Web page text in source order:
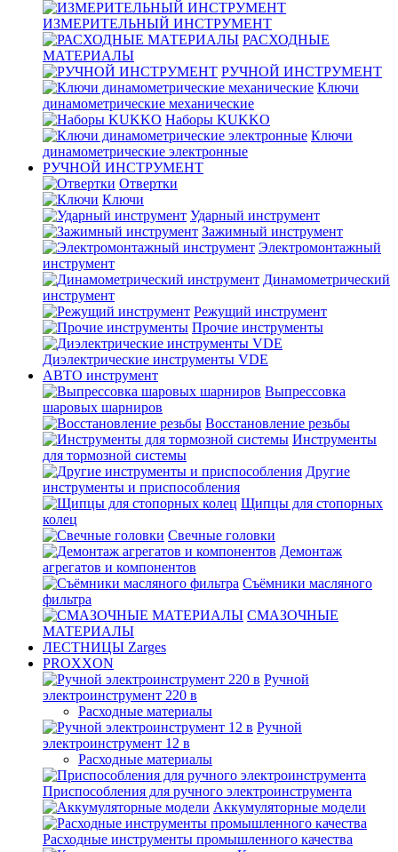
ИЗМЕРИТЕЛЬНЫЙ ИНСТРУМЕНТ
РАСХОДНЫЕ
МАТЕРИАЛЫ
РУЧНОЙ ИНСТРУМЕНТ
Ключи
динамометрические механические
Наборы KUKKO
Ключи
динамометрические электронные
РУЧНОЙ ИНСТРУМЕНТ
Отвертки
Ключи
Ударный инструмент
Зажимный инструмент
Электромонтажный
инструмент
Динамометрический
инструмент
Режущий инструмент
Прочие инструменты
Диэлектрические инструменты VDE
АВТО инструмент
Выпрессовка
шаровых шарниров
Восстановление резьбы
Инструменты
для тормозной системы
Другие
инструменты и приспособления
Щипцы для стопорных
колец
Свечные головки
Демонтаж
агрегатов и компонентов
Съёмники масляного
фильтра
СМАЗОЧНЫЕ
МАТЕРИАЛЫ
ЛЕСТНИЦЫ Zarges
PROXXON
Ручной
электроинструмент 220 в
Расходные материалы
Ручной
электроинструмент 12 в
Расходные материалы
Приспособления для ручного электроинструмента
Аккумуляторные модели
Расходные инструменты промышленного качества